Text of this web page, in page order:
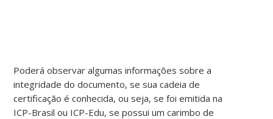
Poderá observar algumas informações sobre a
integridade do documento, se sua cadeia de
certificação é conhecida, ou seja, se foi emitida na
ICP-Brasil ou ICP-Edu, se possui um carimbo de